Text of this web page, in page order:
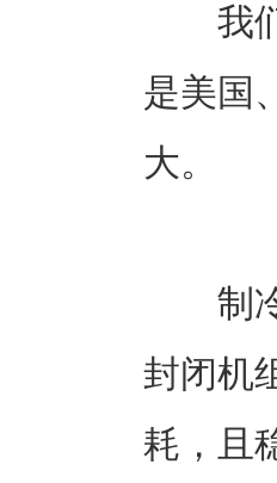
我们
是美国
大。
制冷
封闭机
耗，且